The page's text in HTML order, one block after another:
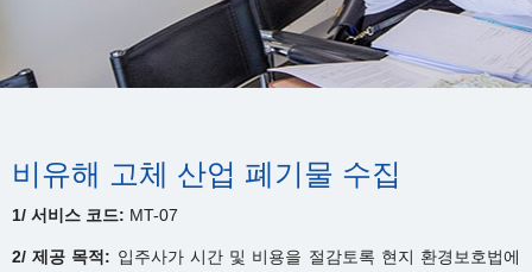
비유해 고체 산업 폐기물 수집
1/ 서비스 코드: MT-07
2/ 제공 목적: 입주사가 시간 및 비용을 절감토록 현지 환경보호법에